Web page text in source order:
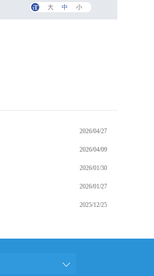
大 中 小
2026/04/27
2026/04/09
2026/01/30
2026/01/27
2025/12/25